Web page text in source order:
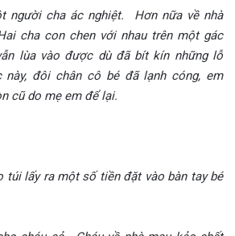
người cha ác nghiệt. Hơn nữa về nhà
cha con chen với nhau trên một gác
lùa vào được dù đã bít kín những lỗ
này, đôi chân cô bé đã lạnh cóng, em
cũ do mẹ em để lại.
túi lấy ra một số tiền đặt vào bàn tay bé